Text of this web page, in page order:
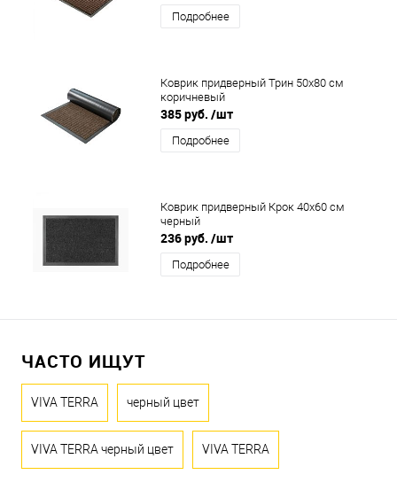
Подробнее
Коврик придверный Трин 50x80 см
коричневый
385 руб. /шт
Подробнее
Коврик придверный Крок 40x60 см
черный
236 руб. /шт
Подробнее
ЧАСТО ИЩУТ
VIVA TERRA черный цвет
VIVA TERRA черный цвет VIVA TERRA